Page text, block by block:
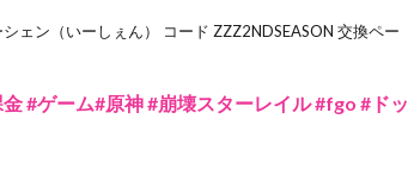
ェン（いーしぇん） コード ZZZ2NDSEASON 交換ペー
#ゲーム#原神 #崩壊スターレイル #fgo #ドッ